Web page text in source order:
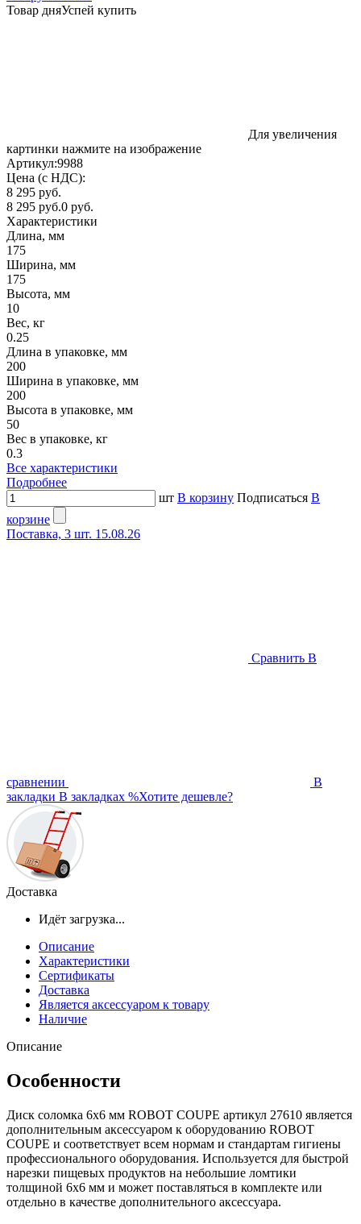
Товар дняУспей купить
Для увеличения
картинки нажмите на изображение
Артикул:9988
Цена (с НДС):
8 295 руб.
8 295 руб.0 руб.
Характеристики
Длина, мм
175
Ширина, мм
175
Высота, мм
10
Вес, кг
0.25
Длина в упаковке, мм
200
Ширина в упаковке, мм
200
Высота в упаковке, мм
50
Вес в упаковке, кг
0.3
Все характеристики
Подробнее
шт В корзину Подписаться В
корзине
Поставка, 3 шт. 15.08.26
Сравнить В
сравнении
В
закладки В закладках %Хотите дешевле?
Доставка
Идёт загрузка...
Описание
Характеристики
Сертификаты
Доставка
Является аксессуаром к товару
Наличие
Описание
Особенности
Диск соломка 6х6 мм ROBOT COUPE артикул 27610 является
дополнительным аксессуаром к оборудованию ROBOT
COUPE и соответствует всем нормам и стандартам гигиены
профессионального оборудования. Используется для быстрой
нарезки пищевых продуктов на небольшие ломтики
толщиной 6х6 мм и может поставляться в комплекте или
отдельно в качестве дополнительного аксессуара.